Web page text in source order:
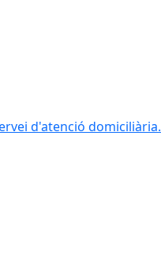
d'atenció domiciliària.